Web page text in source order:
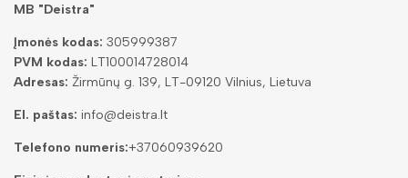
MB "Deistra"
Įmonės kodas: 305999387
PVM kodas: LT100014728014
Adresas: Žirmūnų g. 139, LT-09120 Vilnius, Lietuva
El. paštas: info@deistra.lt
Telefono numeris:+37060939620